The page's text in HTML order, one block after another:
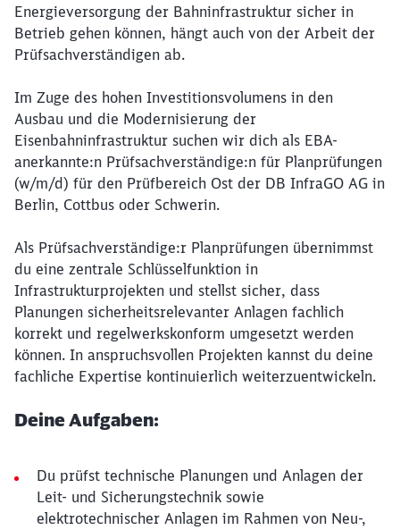
Energieversorgung der Bahninfrastruktur sicher in
Betrieb gehen können, hängt auch von der Arbeit der
Prüfsachverständigen ab.
Im Zuge des hohen Investitionsvolumens in den
Ausbau und die Modernisierung der
Eisenbahninfrastruktur suchen wir dich als EBA-
anerkannte:n Prüfsachverständige:n für Planprüfungen
(w/m/d) für den Prüfbereich Ost der DB InfraGO AG in
Berlin, Cottbus oder Schwerin.
Als Prüfsachverständige:r Planprüfungen übernimmst
du eine zentrale Schlüsselfunktion in
Infrastrukturprojekten und stellst sicher, dass
Planungen sicherheitsrelevanter Anlagen fachlich
korrekt und regelwerkskonform umgesetzt werden
können. In anspruchsvollen Projekten kannst du deine
fachliche Expertise kontinuierlich weiterzuentwickeln.
Deine Aufgaben:
Du prüfst technische Planungen und Anlagen der
Leit- und Sicherungstechnik sowie
elektrotechnischer Anlagen im Rahmen von Neu-,